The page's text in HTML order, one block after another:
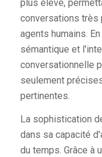
plus élevé,
conversations très
agents humains.
sémantique et
conversationnelle
seulement
pertinentes.
La sophistication
dans sa capacité
du temps. Grâce à